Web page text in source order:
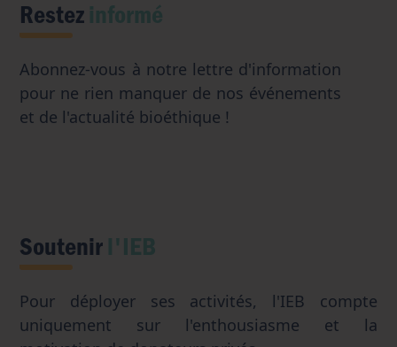
Restezinformé
Abonnez-vous à notre lettre d'information
pour ne rien manquer de nos événements
et de l'actualité bioéthique !
Soutenirl'IEB
Pour déployer ses activités, l'IEB compte
uniquement sur l'enthousiasme et la